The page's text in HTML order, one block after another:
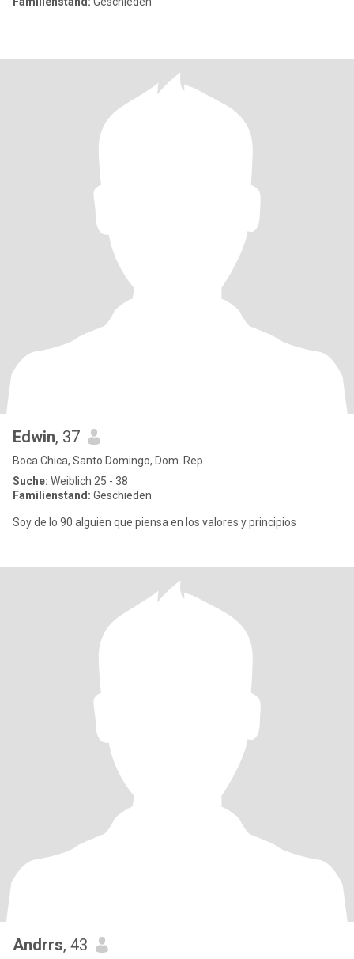
Edwin, 37
Boca Chica, Santo Domingo, Dom. Rep.
Suche: Weiblich 25 - 38
Familienstand: Geschieden
Soy de lo 90 alguien que piensa en los valores y principios
Andrrs, 43